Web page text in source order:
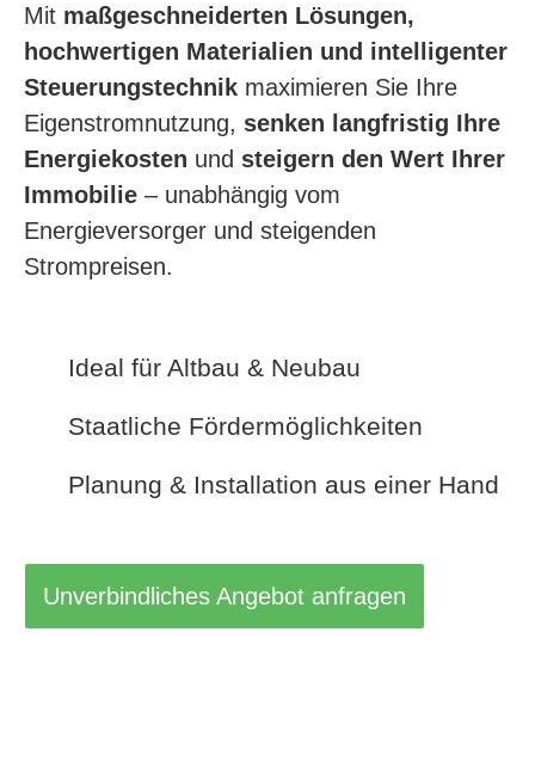
Mit maßgeschneiderten Lösungen,
hochwertigen Materialien und intelligenter
Steuerungstechnik maximieren Sie Ihre
Eigenstromnutzung, senken langfristig Ihre
Energiekosten und steigern den Wert Ihrer
Immobilie – unabhängig vom
Energieversorger und steigenden
Strompreisen.
Ideal für Altbau & Neubau
Staatliche Fördermöglichkeiten
Planung & Installation aus einer Hand
Unverbindliches Angebot anfragen